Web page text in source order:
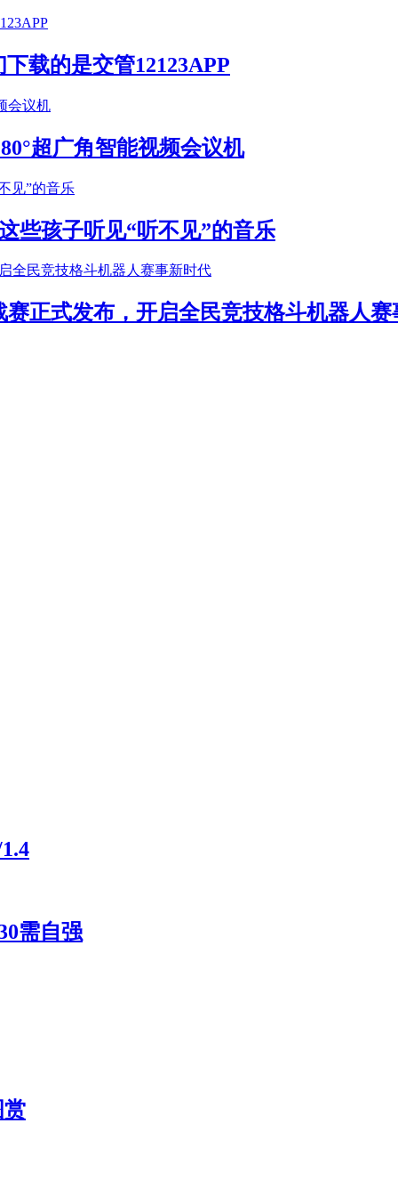
载的是交管12123APP
超广角智能视频会议机
些孩子听见“听不见”的音乐
正式发布，开启全民竞技格斗机器人赛
需自强
赏